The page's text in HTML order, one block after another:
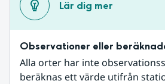
Lär dig mer
Observationer eller
Alla orter har inte
beräknas ett värde utifrån